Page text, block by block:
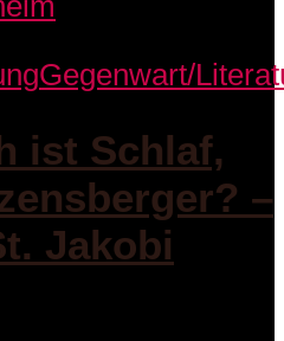
Gegenwart/
ist Schlaf,
–
Jakobi